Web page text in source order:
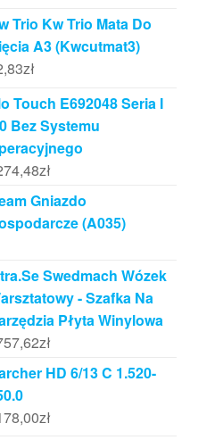
Trio Kw Trio Mata Do
A3 (Kwcutmat3)
zł
Touch E692048 Seria I
Bez Systemu
zł
Gniazdo
(A035)
Swedmach Wózek
- Szafka Na
Płyta Winylowa
zł
HD 6/13 C 1.520-
zł